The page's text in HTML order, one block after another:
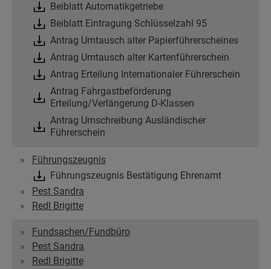
Beiblatt Automatikgetriebe
Beiblatt Eintragung Schlüsselzahl 95
Antrag Umtausch alter Papierführerscheines
Antrag Umtausch alter Kartenführerschein
Antrag Erteilung Internationaler Führerschein
Antrag Fahrgastbeförderung
Erteilung/Verlängerung D-Klassen
Antrag Umschreibung Ausländischer
Führerschein
Führungszeugnis
Führungszeugnis Bestätigung Ehrenamt
Pest Sandra
Redl Brigitte
Fundsachen/Fundbüro
Pest Sandra
Redl Brigitte